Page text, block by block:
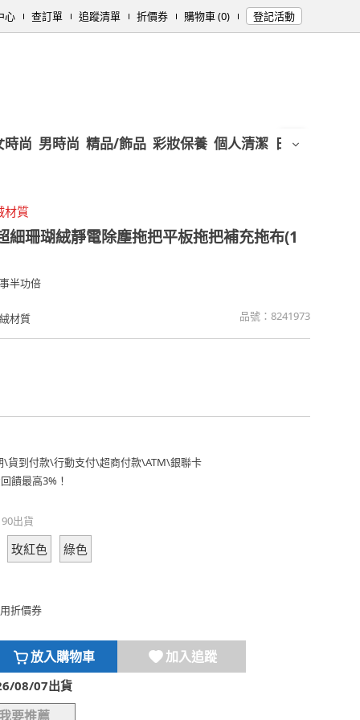
心 查訂單 追蹤清單 折價券 購物車 (0) 登記活動
時尚 男時尚 精品/飾品 彩妝保養 個人清潔 日用/紙品
材質
細珊瑚絨靜電除塵拖把平板拖把補充拖布(1
半功倍
材質 品號： 8241973
\貨到付款\行動支付\超商付款\ATM\銀聯卡
饋最高3%！
出貨
玫紅色 綠色
折價券
放入購物車 加入追蹤
08/07出貨
要推薦